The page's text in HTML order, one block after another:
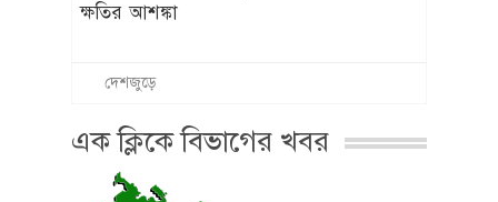
ক্ষতির আশঙ্কা
দেশজুড়ে
এক ক্লিকে বিভাগের খবর